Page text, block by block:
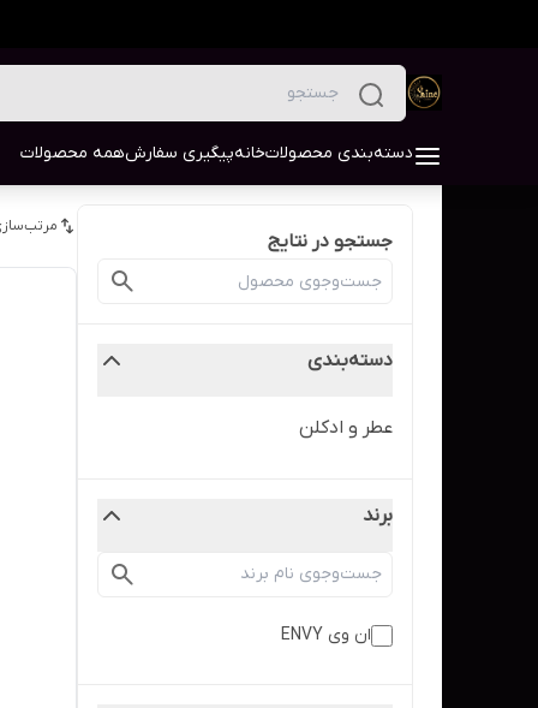
دسته‌بندی محصولاتخانهپیگیری سفارشهمه محصولات
جستجو در نتایج
دسته‌بندی
عطر و ادکلن
برند
ان وی ENVY